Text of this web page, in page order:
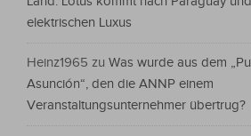
elektrischen Luxus
Heinz1965 zu Was wurde aus dem
Asunción“, den die ANNP einem
Veranstaltungsunternehmer übertrug?